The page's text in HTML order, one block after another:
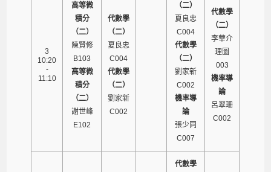
3
10:20
-
11:10
高等微
積分
（二）
陳賢修
B103
高等微
積分
（二）
謝世峰
E102
代數學
（二）
夏良忠
C004
代數學
（二）
劉家新
C002
（二）
夏良忠
C004
代數學
（二）
劉家新
C002
機率導
論
張少同
C007
代數學
（二）
李華介
理圖
003
機率導
論
呂翠珊
C002
代數學